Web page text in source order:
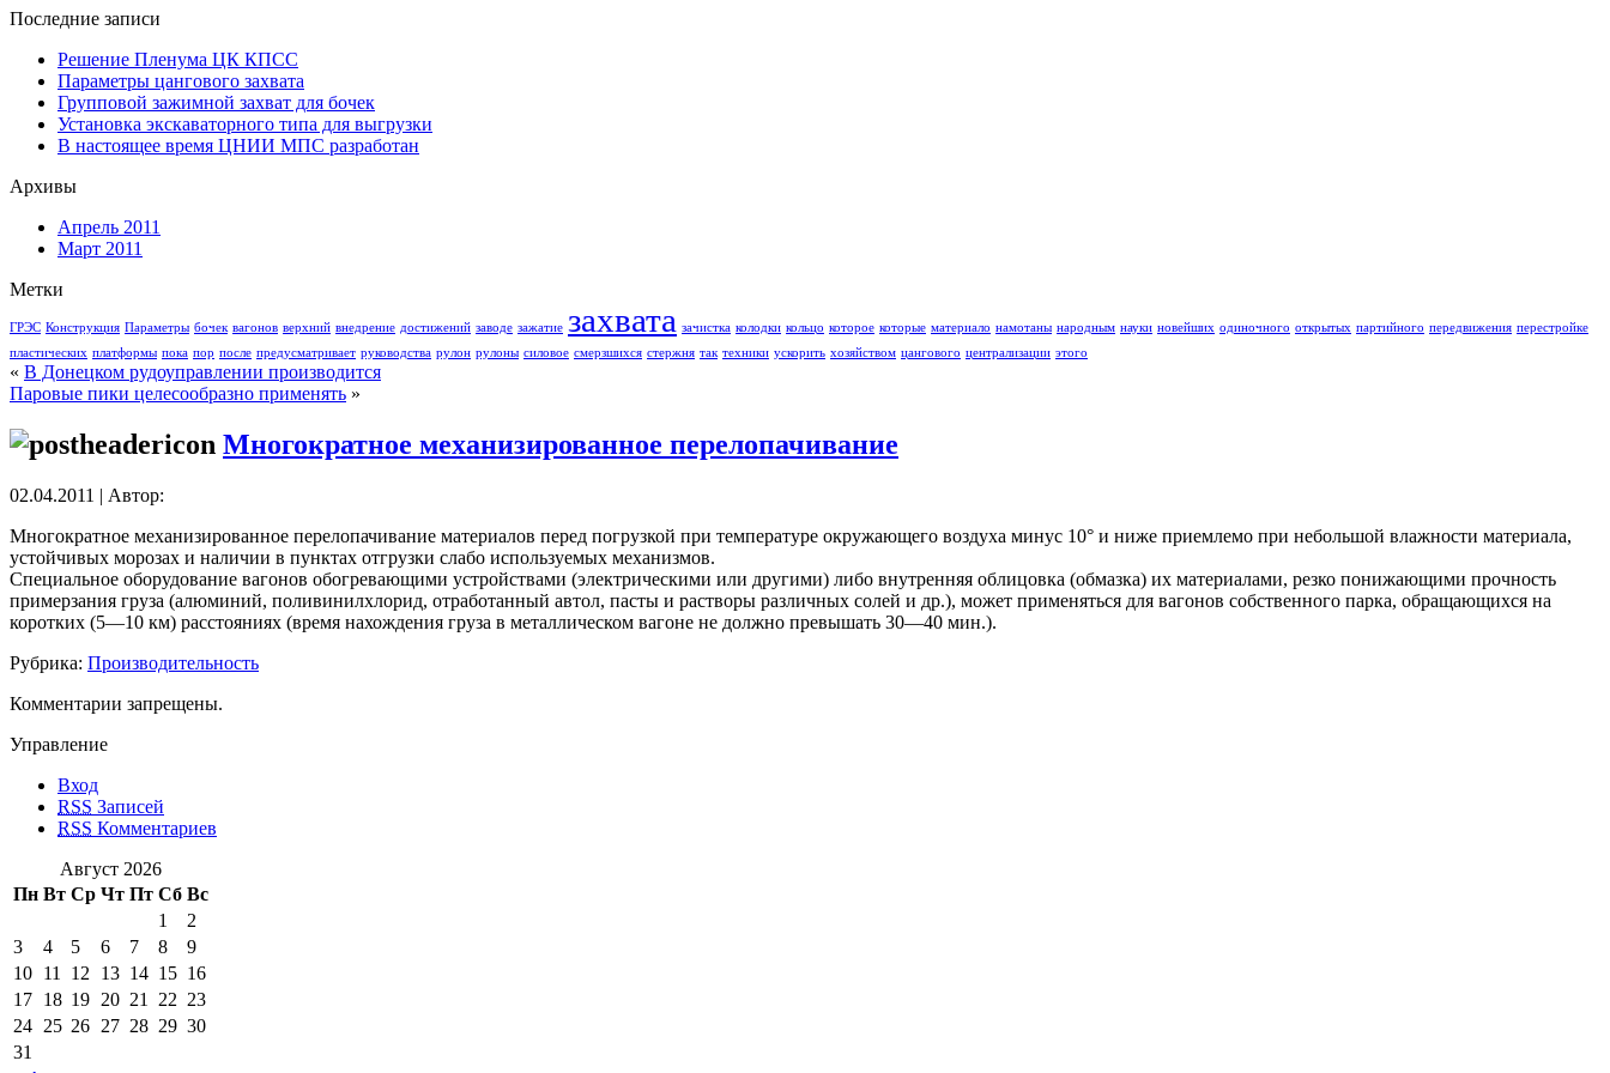
Последние записи
Решение Пленума ЦК КПСС
Параметры цангового захвата
Групповой зажимной захват для бочек
Установка экскаваторного типа для выгрузки
В настоящее время ЦНИИ МПС разработан
Архивы
Апрель 2011
Март 2011
Метки
ГРЭС Конструкция Параметры бочек вагонов верхний внедрение достижений заводе зажатие захвата зачистка колодки кольцо которое которые материало намотаны народным науки новейших одиночного открытых партийного передвижения перестройке
пластических платформы пока пор после предусматривает руководства рулон рулоны силовое смерзшихся стержня так техники ускорить хозяйством цангового централизации этого
« В Донецком рудоуправлении производится
Паровые пики целесообразно применять »
Многократное механизированное перелопачивание
02.04.2011 | Автор:
Многократное механизированное перелопачивание материалов перед погрузкой при температуре окружающего воздуха минус 10° и ниже приемлемо при небольшой влажности материала,
устойчивых морозах и наличии в пунктах отгрузки слабо используемых механизмов.
Специальное оборудование вагонов обогревающими устройствами (электрическими или другими) либо внутренняя облицовка (обмазка) их материалами, резко понижающими прочность
примерзания груза (алюминий, поливинилхлорид, отработанный автол, пасты и растворы различных солей и др.), может применяться для вагонов собственного парка, обращающихся на
коротких (5—10 км) расстояниях (время нахождения груза в металлическом вагоне не должно превышать 30—40 мин.).
Рубрика: Производительность
Комментарии запрещены.
Управление
Вход
RSS Записей
RSS Комментариев
Август 2026
Пн Вт Ср Чт Пт Сб Вс
1
2
3
4 5 6 7 8
9
10 11 12 13 14 15 16
17 18 19 20 21 22 23
24 25 26 27 28 29 30
31